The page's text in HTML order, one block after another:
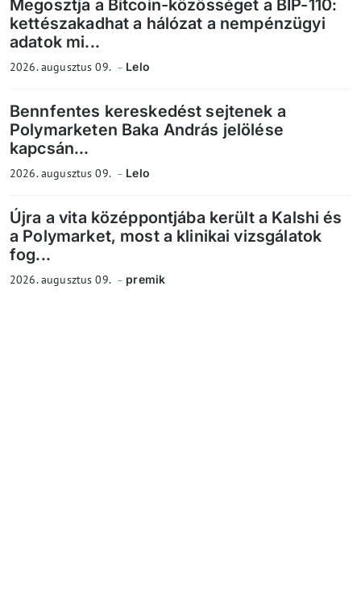
Megosztja a Bitcoin-közösséget a BIP-110:
kettészakadhat a hálózat a nempénzügyi
adatok mi...
2026. augusztus 09. Lelo
Bennfentes kereskedést sejtenek a
Polymarketen Baka András jelölése
kapcsán...
2026. augusztus 09. Lelo
Újra a vita középpontjába került a Kalshi és
a Polymarket, most a klinikai vizsgálatok
fog...
2026. augusztus 09. premik